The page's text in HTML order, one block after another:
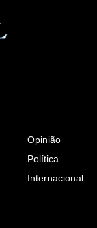
Opinião
Política
Internacional